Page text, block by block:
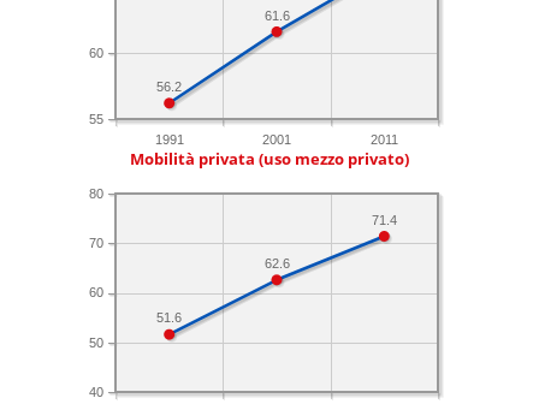
1991 2001 2011
55
60
61.6
56.2
Mobilità privata (uso mezzo privato)
40
50
60
70
80
71.4
62.6
51.6